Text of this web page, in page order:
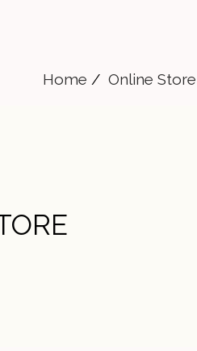
Home Online Store